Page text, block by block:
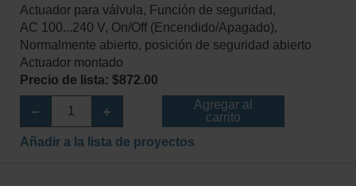
Actuador para válvula, Función de seguridad,
AC 100...240 V, On/Off (Encendido/Apagado),
Normalmente abierto, posición de seguridad abierto
Actuador montado
Precio de lista: $872.00
Agregar al
carrito
Añadir a la lista de proyectos